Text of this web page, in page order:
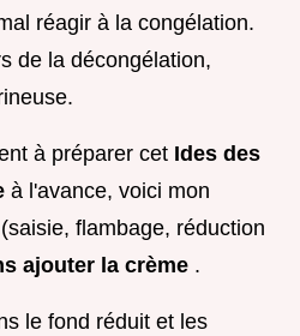
réagir à la congélation.
de la décongélation,
à préparer cet Ides des
à l'avance, voici mon
flambage, réduction
ajouter la crème .
le fond réduit et les